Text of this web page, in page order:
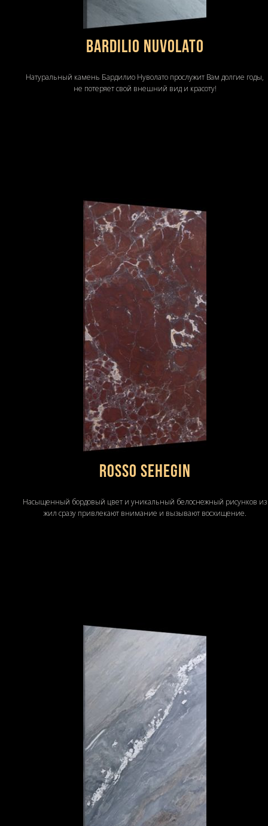
Bardilio Nuvolato
Натуральный камень Бардилио Нуволато прослужит Вам долгие годы,
не потеряет свой внешний вид и красоту!
Rosso Sehegin
Насыщенный бордовый цвет и уникальный белоснежный рисунков из
жил сразу привлекают внимание и вызывают восхищение.